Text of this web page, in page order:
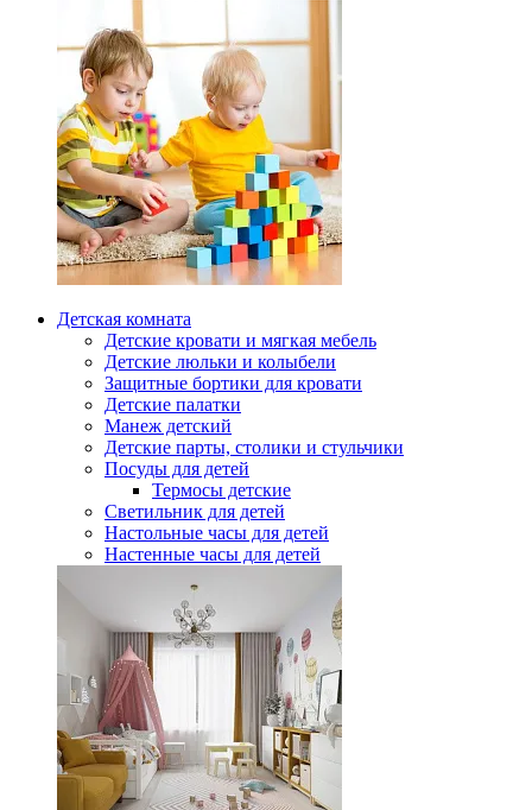
Детская комната
Детские кровати и мягкая мебель
Детские люльки и колыбели
Защитные бортики для кровати
Детские палатки
Манеж детский
Детские парты, столики и стульчики
Посуды для детей
Термосы детские
Светильник для детей
Настольные часы для детей
Настенные часы для детей